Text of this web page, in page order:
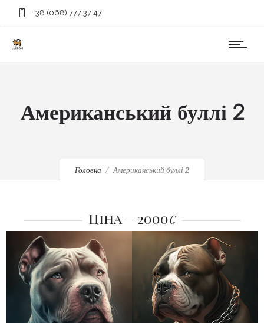
+38 (068) 777 37 47
Американський буллі 2
Головна Американський буллі 2
Ціна – 2000€